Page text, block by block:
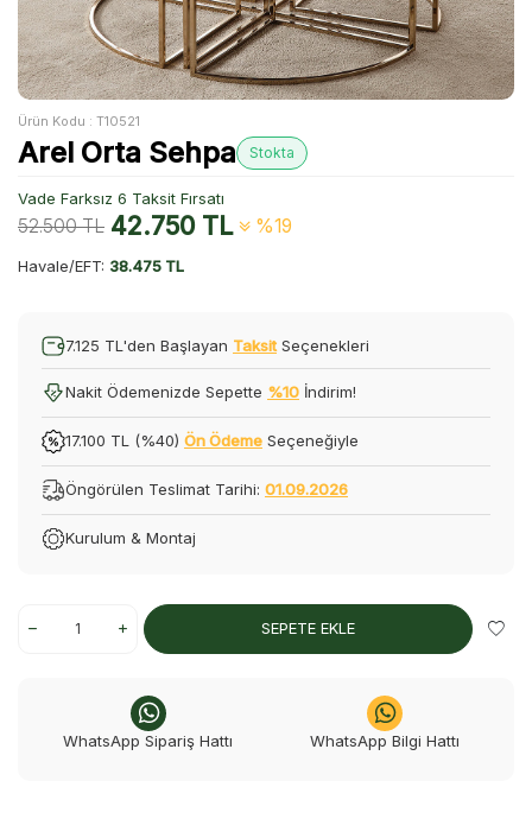
Ürün Kodu : T10521
Arel Orta Sehpa Stokta
Vade Farksız 6 Taksit Fırsatı
52.500TL 42.750TL %19
Havale/EFT: 38.475 TL
7.125 TL'den Başlayan Taksit Seçenekleri
Nakit Ödemenizde Sepette %10 İndirim!
17.100 TL (%40) Ön Ödeme Seçeneğiyle
Öngörülen Teslimat Tarihi: 01.09.2026
Kurulum & Montaj
SEPETE EKLE
WhatsApp Sipariş Hattı WhatsApp Bilgi Hattı